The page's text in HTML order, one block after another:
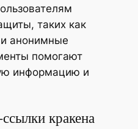
таких как
анонимные
помогают
информацию и
кракена